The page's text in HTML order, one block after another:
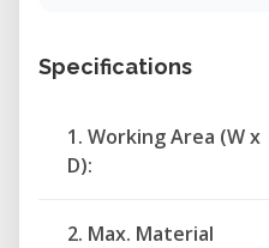
Specifications
1. Working Area (W x
D):
2. Max. Material